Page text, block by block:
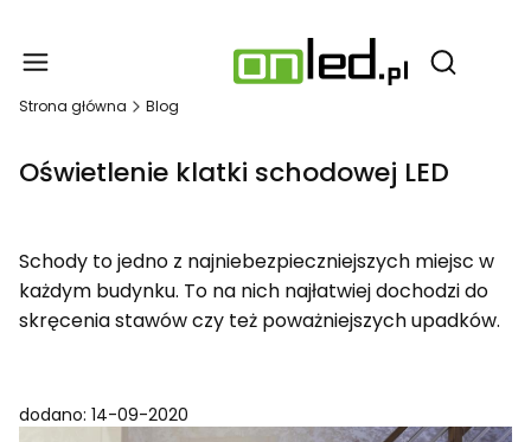
Otwórz
Strona główna Blog
Oświetlenie klatki schodowej LED
Schody to jedno z najniebezpieczniejszych miejsc w
każdym budynku. To na nich najłatwiej dochodzi do
skręcenia stawów czy też poważniejszych upadków.
dodano: 14-09-2020